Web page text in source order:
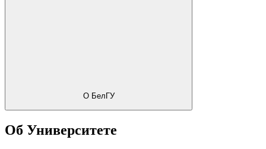
О БелГУ
Об Университете